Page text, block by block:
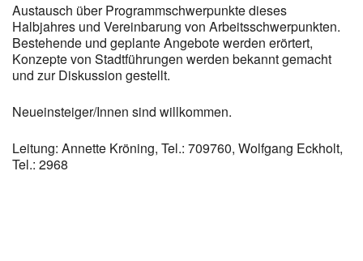
Austausch über Programmschwerpunkte dieses
Halbjahres und Vereinbarung von Arbeitsschwerpunkten.
Bestehende und geplante Angebote werden erörtert,
Konzepte von Stadtführungen werden bekannt gemacht
und zur Diskussion gestellt.
Neueinsteiger/Innen sind willkommen.
Leitung: Annette Kröning, Tel.: 709760, Wolfgang Eckholt,
Tel.: 2968